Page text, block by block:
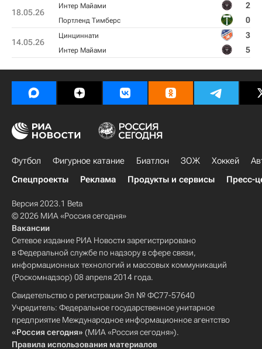
18.05.26
Интер Майами 2
Портленд Тимберс 0
14.05.26
Цинциннати 3
Интер Майами 5
Футбол Фигурное катание Биатлон ЗОЖ Хоккей
Спецпроекты
Реклама Продукты и сервисы Пресс-
Версия 2023.1 Beta
© 2026 МИА «Россия сегодня»
Вакансии
Сетевое издание РИА Новости зарегистрировано
в Федеральной службе по надзору в сфере связи,
информационных технологий и массовых коммуникаций
(Роскомнадзор) 08 апреля 2014 года.
Свидетельство о регистрации Эл № ФС77-57640
Учредитель: Федеральное государственное унитарное
предприятие Международное информационное агентство
«Россия сегодня» (МИА «Россия сегодня»).
Правила использования материалов